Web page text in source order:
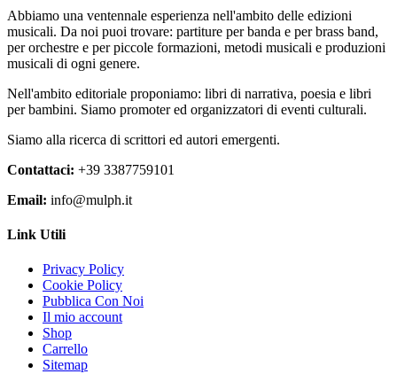
nella
pagina
del
€75,00
a
€85,00
varianti.
Le
opzioni
possono
scelte
nella
pagina
del
Abbiamo una ventennale esperienza nell'ambito delle edizioni
musicali. Da noi puoi trovare: partiture per banda e per brass band,
per orchestre e per piccole formazioni, metodi musicali e produzioni
musicali di ogni genere.
Nell'ambito editoriale proponiamo: libri di narrativa, poesia e libri
per bambini. Siamo promoter ed organizzatori di eventi culturali.
Siamo alla ricerca di scrittori ed autori emergenti.
Contattaci: +39 3387759101
Email: info@mulph.it
Link Utili
Privacy Policy
Cookie Policy
Pubblica Con Noi
Il mio account
Shop
Carrello
Sitemap